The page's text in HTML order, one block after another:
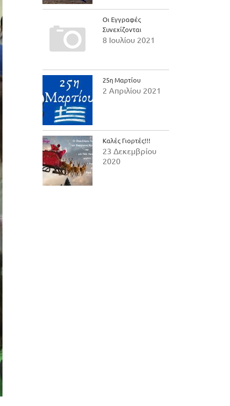
Οι Εγγραφές
Συνεχίζονται
8 Ιουλίου 2021
25η Μαρτίου
2 Απριλίου 2021
Καλές Γιορτές!!!
23 Δεκεμβρίου
2020